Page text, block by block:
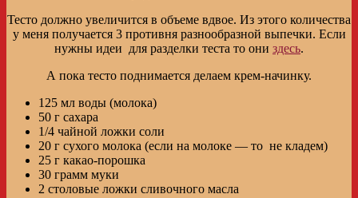
Тесто должно увеличится в объеме вдвое. Из этого количества
у меня получается 3 противня разнообразной выпечки. Если
нужны идеи для разделки теста то они здесь.
А пока тесто поднимается делаем крем-начинку.
125 мл воды (молока)
50 г сахара
1/4 чайной ложки соли
20 г сухого молока (если на молоке — то не кладем)
25 г какао-порошка
30 грамм муки
2 столовые ложки сливочного масла